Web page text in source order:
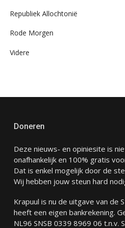
Republiek Allochtonië
Rode Morgen
Videre
Doneren
Deze nieuws- en opiniesite is
onafhankelijk en 100% gratis
Dat is enkel mogelijk door de
Wij hebben jouw steun hard
Krapuul is nu de uitgave van de
heeft een eigen bankrekening.
NL96 SNSB 0339 8969 06 t.n.v.